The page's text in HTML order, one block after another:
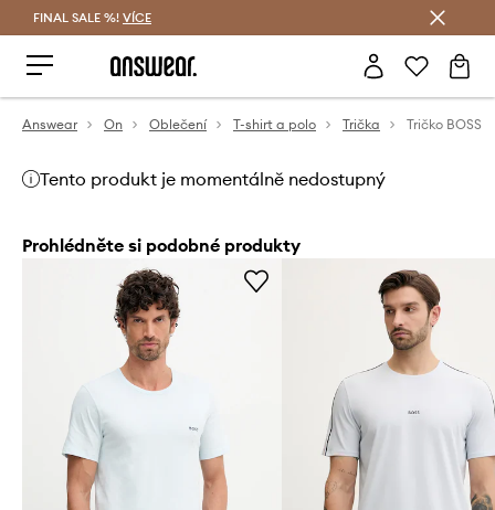
FINAL SALE %! VÍCE
Answear On Oblečení T-shirt a polo Trička Tričko BOSS
Tento produkt je momentálně nedostupný
Prohlédněte si podobné produkty